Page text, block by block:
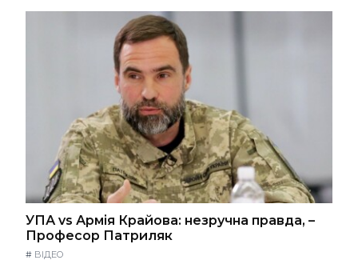
УПА vs Армія Крайова: незручна правда, –
Професор Патриляк
# ВІДЕО